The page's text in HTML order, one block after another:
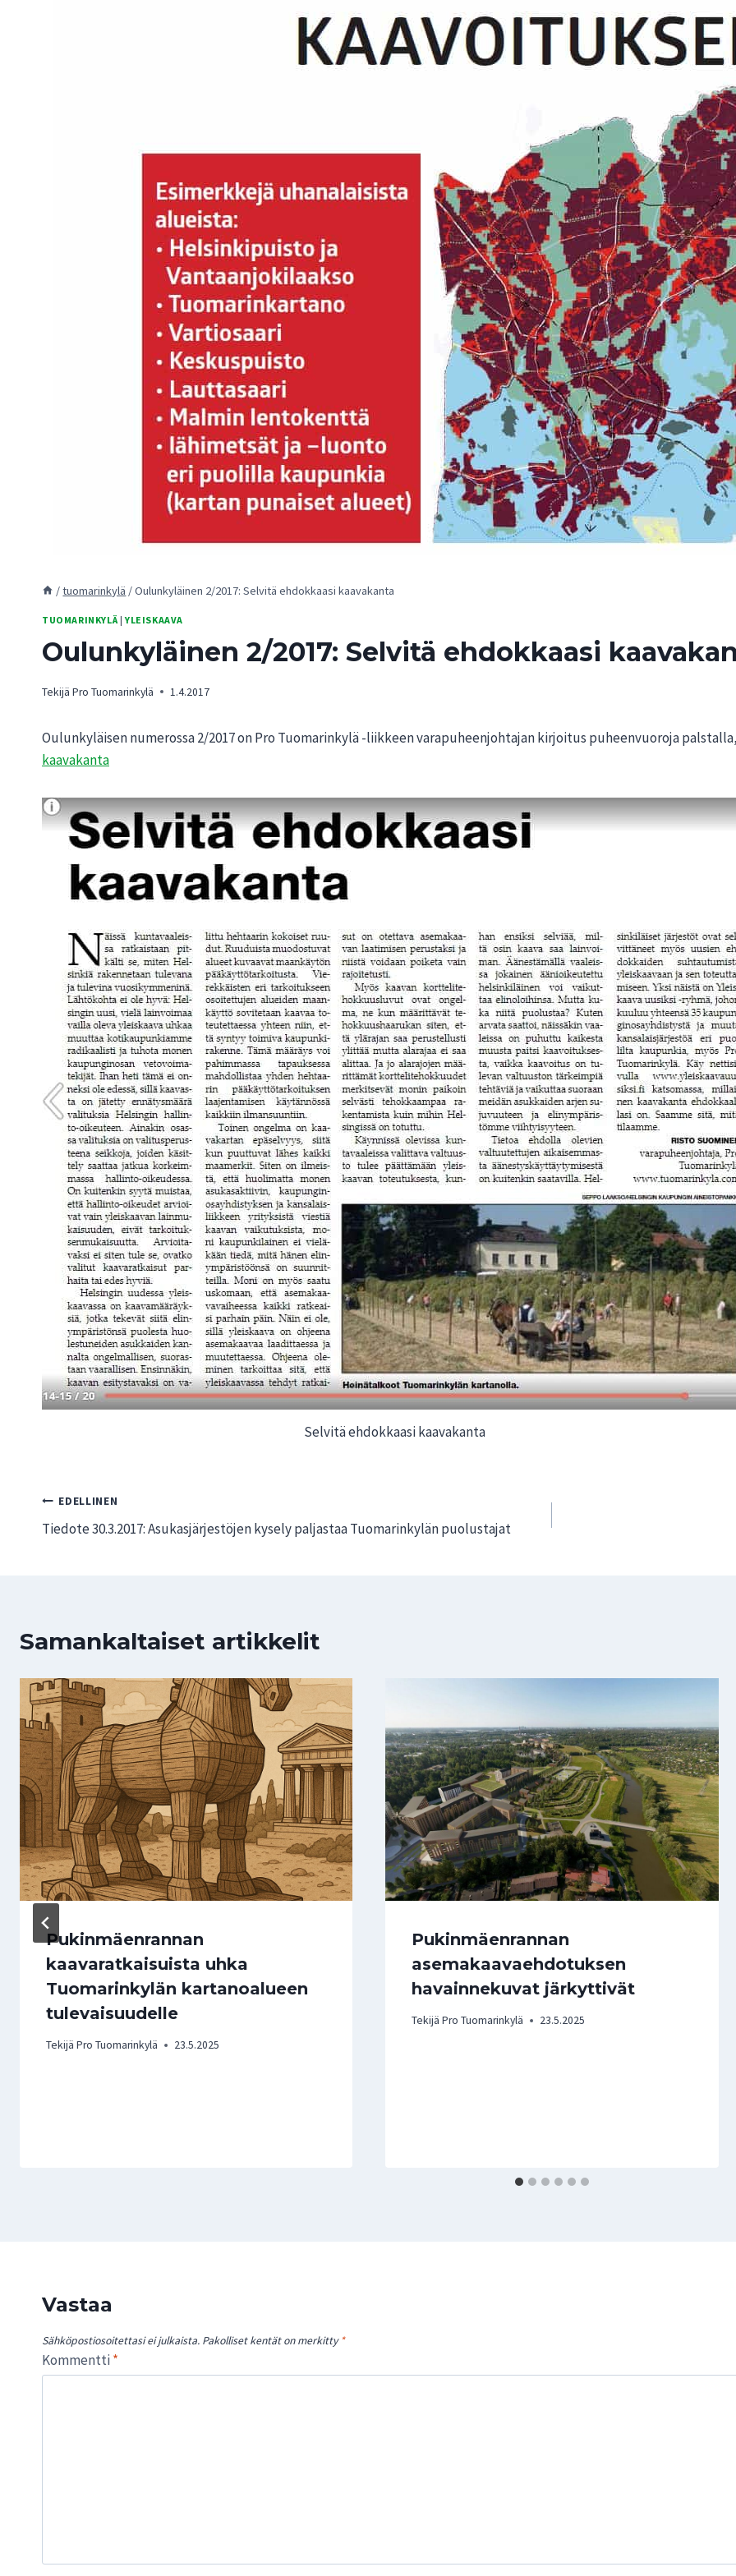
/tuomarinkylä /Oulunkyläinen 2/2017: Selvitä ehdokkaasi kaavakanta
TUOMARINKYLÄ|YLEISKAAVA
Oulunkyläinen 2/2017: Selvitä ehdokkaasi
Tekijä Pro Tuomarinkylä 1.4.2017
Oulunkyläisen numerossa 2/2017 on Pro Tuomarinkylä -liikkeen varapuheenjohtajan kirjoitus puheenvuoroja
kaavakanta
Selvitä ehdokkaasi kaavakanta
Artikkelien
selaus
EDELLINEN
Tiedote 30.3.2017: Asukasjärjestöjen kysely paljastaa Tuomarinkylän puolustajat
Samankaltaiset artikkelit
Pukinmäenrannan
kaavaratkaisuista uhka
Tuomarinkylän kartanoalueen
tulevaisuudelle
Tekijä Pro Tuomarinkylä 23.5.2025
Pukinmäenrannan
asemakaavaehdotuksen
havainnekuvat järkyttivät
Tekijä Pro Tuomarinkylä 23.5.2025
Vastaa
Sähköpostiosoitettasi ei julkaista. Pakolliset kentät on merkitty *
Kommentti *